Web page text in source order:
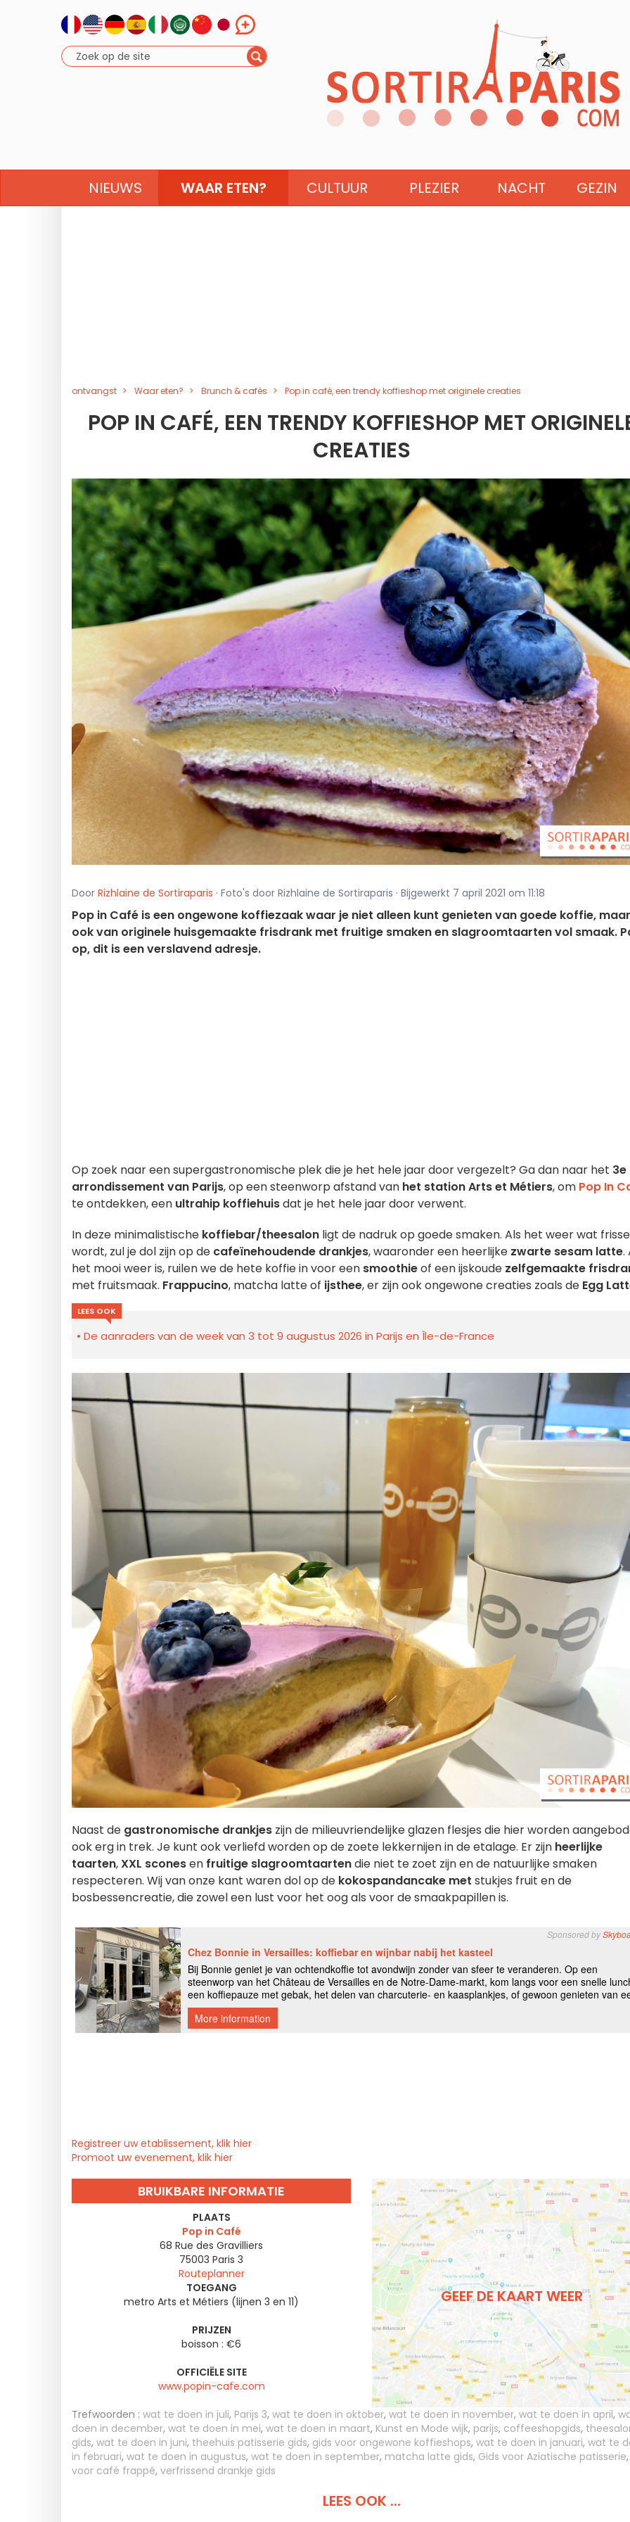
NIEUWS WAAR ETEN? CULTUUR PLEZIER NACHT GEZIN
ontvangst Waar eten? Brunch & cafés Pop in café, een trendy koffieshop met originele creaties
POP IN CAFÉ, EEN TRENDY KOFFIESHOP MET
CREATIES
Door Rizhlaine de Sortiraparis · Foto's door Rizhlaine de Sortiraparis · Bijgewerkt 7 april 2021 om 11:18
Pop in Café is een ongewone koffiezaak waar je niet alleen kunt genieten van goede koffie, maar
ook van originele huisgemaakte frisdrank met fruitige smaken en slagroomtaarten vol smaak.
op, dit is een verslavend adresje.
Op zoek naar een supergastronomische plek die je het hele jaar door vergezelt? Ga dan naar het 3e
arrondissement van Parijs, op een steenworp afstand van het station Arts et Métiers, om Pop In
te ontdekken, een ultrahip koffiehuisdat je het hele jaar door verwent.
In deze minimalistische koffiebar/theesalon ligt de nadruk op goede smaken. Als het weer wat
wordt, zul je dol zijn op de cafeïnehoudende drankjes, waaronder een heerlijke zwarte sesam latte.
het mooi weer is, ruilen we de hete koffie in voor een smoothieof een ijskoude zelfgemaakte
met fruitsmaak. Frappucino, matcha latte of ijsthee, er zijn ook ongewone creaties zoals de Egg
LEES OOK
De aanraders van de week van 3 tot 9 augustus 2026 in Parijs en Île-de-France
Naast de gastronomische drankjes zijn de milieuvriendelijke glazen flesjes die hier worden
ook erg in trek. Je kunt ook verliefd worden op de zoete lekkernijen in de etalage. Er zijn heerlijke
taarten,XXL sconesen fruitige slagroomtaartendie niet te zoet zijn en de natuurlijke smaken
respecteren. Wij van onze kant waren dol op de kokospandancake met stukjes fruit en de
bosbessencreatie, die zowel een lust voor het oog als voor de smaakpapillen is.
Registreer uw etablissement, klik hier
Promoot uw evenement, klik hier
BRUIKBARE INFORMATIE
PLAATS
Pop in Café
68 Rue des Gravilliers
75003 Paris 3
Routeplanner
TOEGANG
metro Arts et Métiers (lijnen 3 en 11)
PRIJZEN
boisson : €6
OFFICIËLE SITE
www.popin-cafe.com
GEEF DE KAART WEER
Trefwoorden : wat te doen in juli, Parijs 3, wat te doen in oktober, wat te doen in november, wat te doen in april,
doen in december, wat te doen in mei, wat te doen in maart, Kunst en Mode wijk, parijs, coffeeshopgids,
gids, wat te doen in juni, theehuis patisserie gids, gids voor ongewone koffieshops, wat te doen in januari, wat te
in februari, wat te doen in augustus, wat te doen in september, matcha latte gids, Gids voor Aziatische patisserie
voor café frappé, verfrissend drankje gids
LEES OOK ...